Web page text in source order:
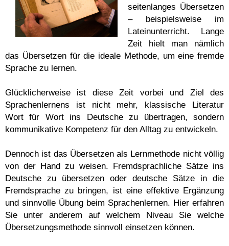
seitenlanges Übersetzen
– beispielsweise im
Lateinunterricht. Lange
Zeit hielt man nämlich
das Übersetzen für die ideale Methode, um eine fremde
Sprache zu lernen.
Glücklicherweise ist diese Zeit vorbei und Ziel des
Sprachenlernens ist nicht mehr, klassische Literatur
Wort für Wort ins Deutsche zu übertragen, sondern
kommunikative Kompetenz für den Alltag zu entwickeln.
Dennoch ist das Übersetzen als Lernmethode nicht völlig
von der Hand zu weisen. Fremdsprachliche Sätze ins
Deutsche zu übersetzen oder deutsche Sätze in die
Fremdsprache zu bringen, ist eine effektive Ergänzung
und sinnvolle Übung beim Sprachenlernen. Hier erfahren
Sie unter anderem auf welchem Niveau Sie welche
Übersetzungsmethode sinnvoll einsetzen können.